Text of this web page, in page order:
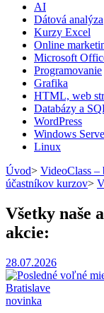
AI
Dátová analýza
Kurzy Excel
Online
Microsoft
Programovanie
Grafika
HTML, web
Databázy a
WordPress
Windows
Linux
Úvod> VideoClass –
účastníkov kurzov>
Všetky naše
akcie:
28.07.2026
novinka